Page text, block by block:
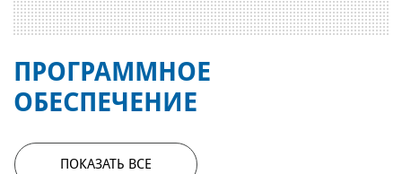
ПРОГРАММНОЕ
ОБЕСПЕЧЕНИЕ
ПОКАЗАТЬ ВСЕ